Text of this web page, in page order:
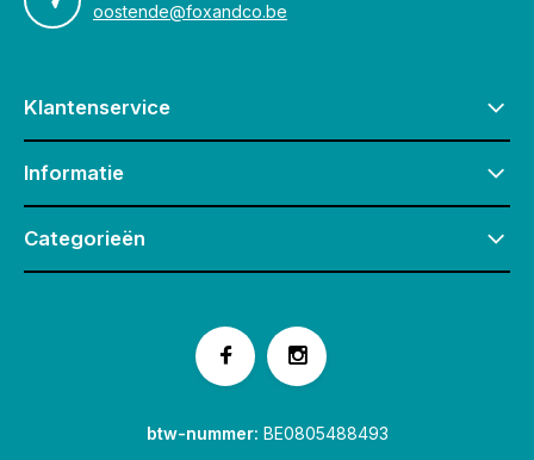
oostende@foxandco.be
Klantenservice
Informatie
Categorieën
btw-nummer: BE0805488493